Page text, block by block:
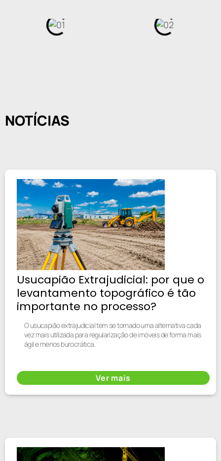
NOTÍCIAS
Usucapião Extrajudicial: por que o
levantamento topográfico é tão
importante no processo?
O usucapião extrajudicial tem se tornado uma alternativa cada
vez mais utilizada para regularização de imóveis de forma mais
ágil e menos burocrática.
Ver mais